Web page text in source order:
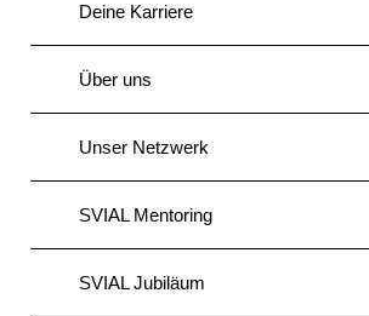
Deine Karriere
Über uns
Unser Netzwerk
SVIAL Mentoring
SVIAL Jubiläum